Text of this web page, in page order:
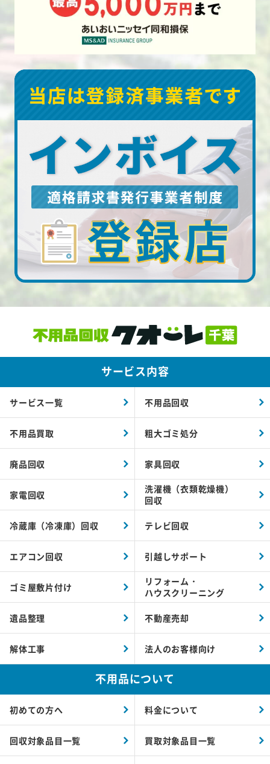
サービス内容
サービス一覧 不用品回収
不用品買取 粗大ゴミ処分
廃品回収 家具回収
家電回収
洗濯機（衣類乾燥機）
回収
冷蔵庫（冷凍庫）回収 テレビ回収
エアコン回収 引越しサポート
ゴミ屋敷片付け
リフォーム・
ハウスクリーニング
遺品整理 不動産売却
解体工事 法人のお客様向け
不用品について
初めての方へ 料金について
回収対象品目一覧 買取対象品目一覧